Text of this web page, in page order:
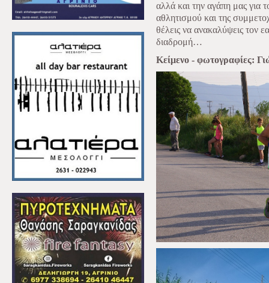
αλλά και την αγάπη μας για
αθλητισμού και της
θέλεις να ανακαλύψεις τον
διαδρομή…
Κείμενο - φωτογραφίες: